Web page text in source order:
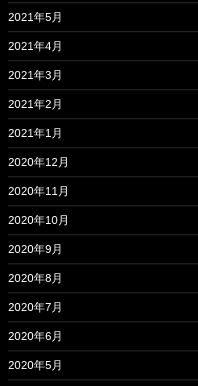
2021年5月
2021年4月
2021年3月
2021年2月
2021年1月
2020年12月
2020年11月
2020年10月
2020年9月
2020年8月
2020年7月
2020年6月
2020年5月